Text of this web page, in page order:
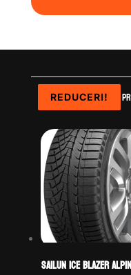
REDUCERI!
Sailun ICE BLAZER
REDUCERI!
REDUCERI!
REDUCERI!